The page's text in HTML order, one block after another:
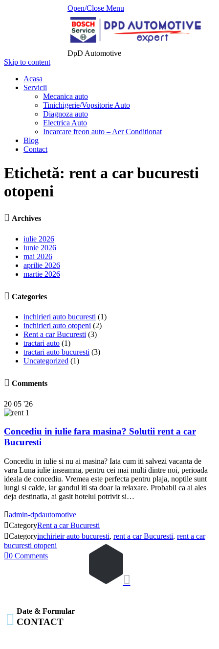
Open/Close Menu
DpD Automotive
Skip to content
Acasa
Servicii
Mecanica auto
Tinichigerie/Vopsitorie Auto
Diagnoza auto
Electrica Auto
Incarcare freon auto – Aer Conditionat
Blog
Contact
Etichetă: rent a car bucuresti
otopeni
 Archives
iulie 2026
iunie 2026
mai 2026
aprilie 2026
martie 2026
 Categories
inchirieri auto bucuresti (1)
inchirieri auto otopeni (2)
Rent a car Bucuresti (3)
tractari auto (1)
tractari auto bucuresti (3)
Uncategorized (1)
 Comments
20 05 '26
Concediu in iulie fara masina? Solutii rent a car
Bucuresti
Concediu in iulie si nu ai masina? Iata cum iti salvezi vacanta de
vara Luna iulie inseamna, pentru cei mai multi dintre noi, perioada
ideala de concediu. Vremea este perfecta pentru plaja, noptile sunt
lungi si calde, iar gandul iti sta doar la relaxare. Probabil ca ai ales
deja destinatia, ai gasit hotelul potrivit si…
admin-dpdautomotive
CategoryRent a car Bucuresti
Categoryinchirieir auto bucuresti, rent a car Bucuresti, rent a car
bucuresti otopeni
0 Comments

 Date & Formular
CONTACT